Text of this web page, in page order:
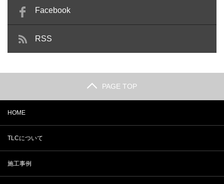
Facebook
RSS
PAGE TOP
HOME
TLCについて
施工事例